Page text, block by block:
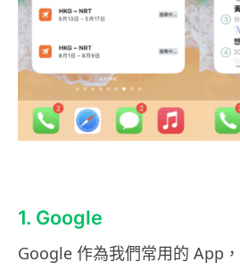
1. Google
Google 作為我們常用的 App